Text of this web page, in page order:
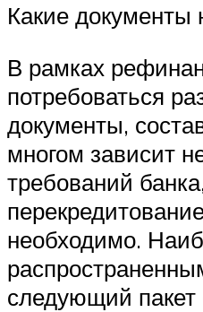
Какие документы
В рамках
потребоваться
документы,
многом зависит
требований
необходимо.
следующий пакет